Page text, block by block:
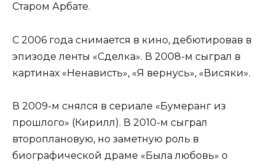
Старом Арбате.
С 2006 года снимается в кино, дебютировав в
эпизоде ленты «Сделка». В 2008-м сыграл в
картинах «Ненависть», «Я вернусь», «Висяки».
В 2009-м снялся в сериале «Бумеранг из
прошлого» (Кирилл). В 2010-м сыграл
второплановую, но заметную роль в
биографической драме «Была любовь» о